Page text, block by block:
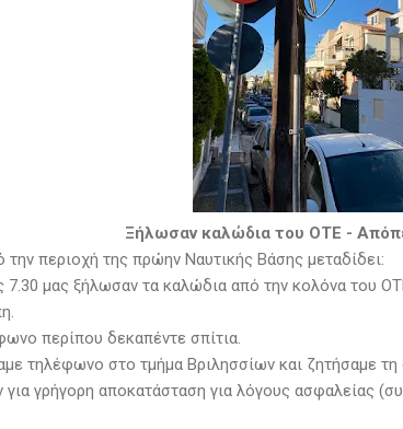
Ξήλωσαν καλώδια του ΟΤΕ -
περιοχή της πρώην Ναυτικής Βάσης μεταδίδει:
7.30 μας ξήλωσαν τα καλώδια από την κολόνα του
περίπου δεκαπέντε σπίτια.
τηλέφωνο στο τμήμα Βριλησσίων και ζητήσαμε
γρήγορη αποκατάσταση για λόγους ασφαλείας